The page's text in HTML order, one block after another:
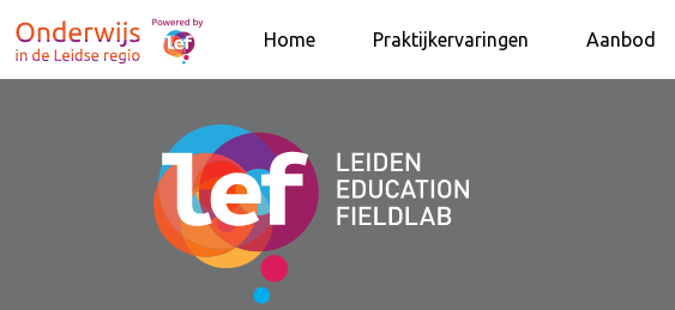
Home Praktijkervaringen Aanbod